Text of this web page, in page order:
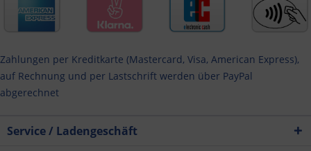
Zahlungen per Kreditkarte (Mastercard, Visa, American Express),
auf Rechnung und per Lastschrift werden über PayPal
abgerechnet
Service / Ladengeschäft